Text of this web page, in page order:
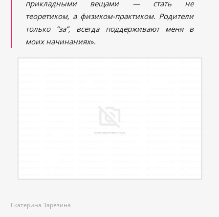
прикладными вещами — стать не
теоретиком, а физиком-практиком. Родители
только “за”, всегда поддерживают меня в
моих начинаниях».
Екатерина Зарезина